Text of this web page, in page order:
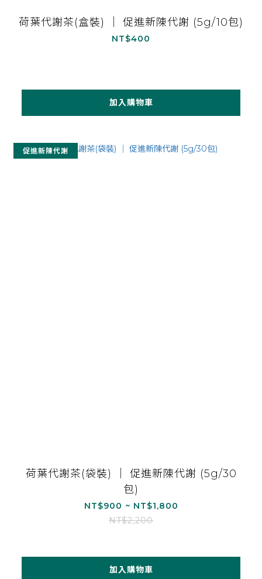
荷葉代謝茶(盒裝) ｜ 促進新陳代謝 (5g/10包)
NT$400
加入購物車
促進新陳代謝
荷葉代謝茶(袋裝) ｜ 促進新陳代謝 (5g/30
包)
NT$900 ~ NT$1,800
NT$2,200
加入購物車